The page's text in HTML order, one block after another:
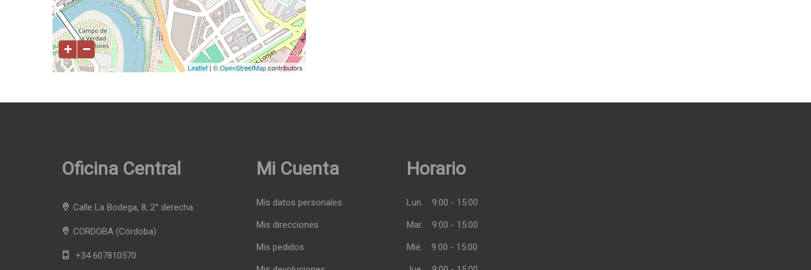
+ −
Leaflet| ©OpenStreetMapcontributors
Oficina Central
Calle La Bodega, 8, 2° derecha
CORDOBA (Córdoba)
+34 607810570
Mi Cuenta
Mis datos personales
Mis direcciones
Mis pedidos
Horario
Lun. 9:00 - 15:00
Mar. 9:00 - 15:00
Mié. 9:00 - 15:00